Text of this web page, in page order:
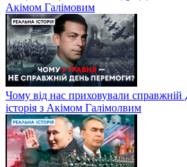
Акімом Галімовим
Чому від нас приховували справжній
історія з Акімом Галімолвим